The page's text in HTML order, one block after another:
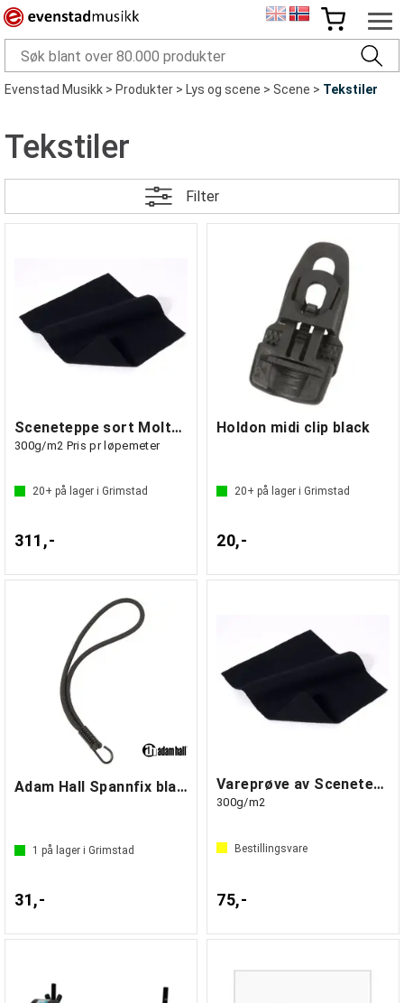
Evenstad Musikk>Produkter>Lys og scene>Scene>Tekstiler
Tekstiler
Filter
Sceneteppe sort Molton 300cm bredde
300g/m2 Pris pr løpemeter
20+ på lager i Grimstad
311,-
Holdon midi clip black
20+ på lager i Grimstad
20,-
Adam Hall Spannfix black
1 på lager i Grimstad
31,-
Vareprøve av Sceneteppe sort Molton
300g/m2
Bestillingsvare
75,-